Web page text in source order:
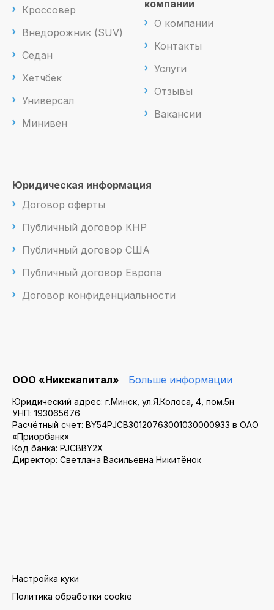
Кроссовер
Внедорожник (SUV)
Седан
Хетчбек
Универсал
Минивен
компании
О компании
Контакты
Услуги
Отзывы
Вакансии
Юридическая информация
Договор оферты
Публичный договор КНР
Публичный договор США
Публичный договор Европа
Договор конфиденциальности
ООО «Никскапитал» Больше информации
Юридический адрес: г.Минск, ул.Я.Колоса, 4, пом.5н
УНП: 193065676
Расчётный счет: BY54PJCB30120763001030000933 в ОАО
«Приорбанк»
Код банка: PJCBBY2X
Директор: Светлана Васильевна Никитёнок
Настройка куки
Политика обработки cookie